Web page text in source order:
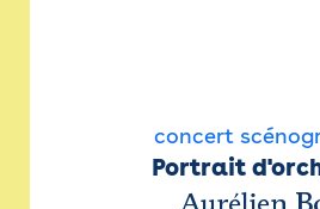
concert
Portrait